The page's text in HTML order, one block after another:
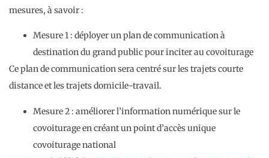
mesures, à savoir :
Mesure 1 : déployer un plan de communication à
destination du grand public pour inciter au covoiturage
Ce plan de communication sera centré sur les trajets courte
distance et les trajets domicile-travail.
Mesure 2 : améliorer l’information numérique sur le
covoiturage en créant un point d’accès unique
covoiturage national